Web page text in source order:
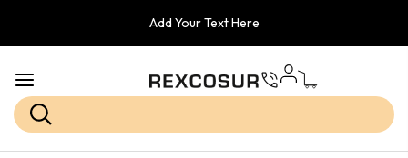
Add Your Text Here